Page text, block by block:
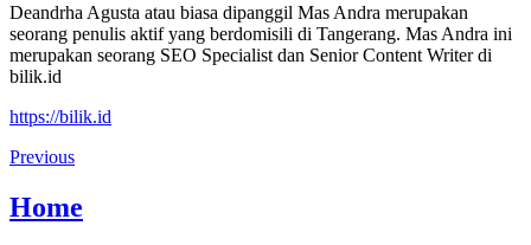
Deandrha Agusta atau biasa dipanggil Mas Andra merupakan
seorang penulis aktif yang berdomisili di Tangerang. Mas Andra ini
merupakan seorang SEO Specialist dan Senior Content Writer di
bilik.id
https://bilik.id
Previous
Home